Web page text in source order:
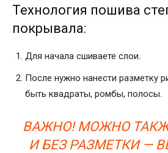
Технология пошива
покрывала:
Для начала сшиваете слои.
После нужно нанести разметку
быть квадраты, ромбы, полосы.
ВАЖНО! МОЖНО
И БЕЗ РАЗМЕТКИ —